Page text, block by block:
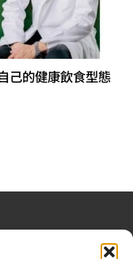
己的健康飲食型態